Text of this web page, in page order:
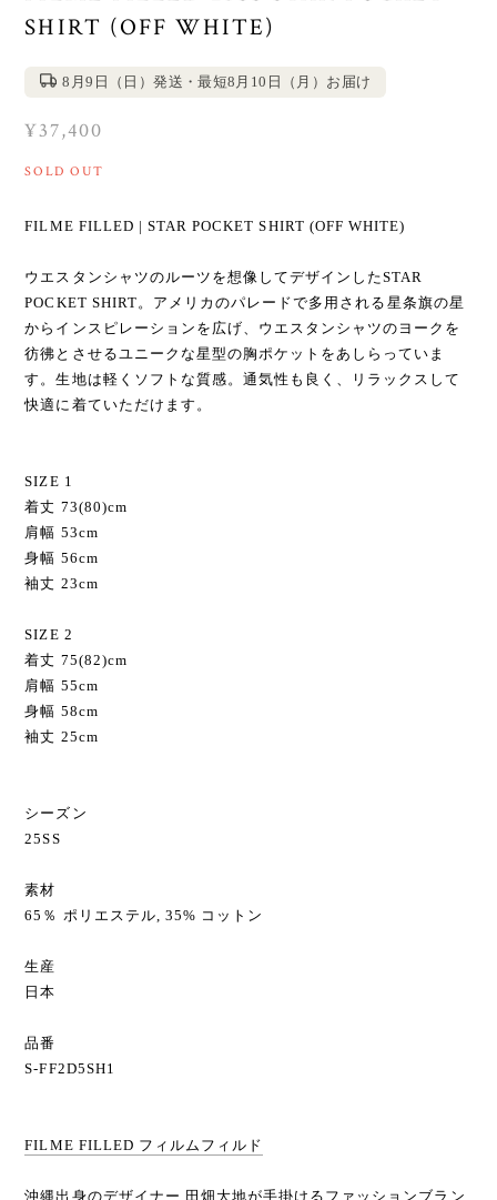
SHIRT (OFF WHITE)
8月9日（日）発送・最短8月10日（月）お届け
¥37,400
SOLD OUT
FILME FILLED | STAR POCKET SHIRT (OFF WHITE)
ウエスタンシャツのルーツを想像してデザインしたSTAR
POCKET SHIRT。アメリカのパレードで多用される星条旗の星
からインスピレーションを広げ、ウエスタンシャツのヨークを
彷彿とさせるユニークな星型の胸ポケットをあしらっていま
す。生地は軽くソフトな質感。通気性も良く、リラックスして
快適に着ていただけます。
SIZE 1
着丈 73(80)cm
肩幅 53cm
身幅 56cm
袖丈 23cm
SIZE 2
着丈 75(82)cm
肩幅 55cm
身幅 58cm
袖丈 25cm
シーズン
25SS
素材
65％ ポリエステル, 35% コットン
生産
日本
品番
S-FF2D5SH1
FILME FILLED フィルムフィルド
沖縄出身のデザイナー 田畑大地が手掛けるファッションブラン